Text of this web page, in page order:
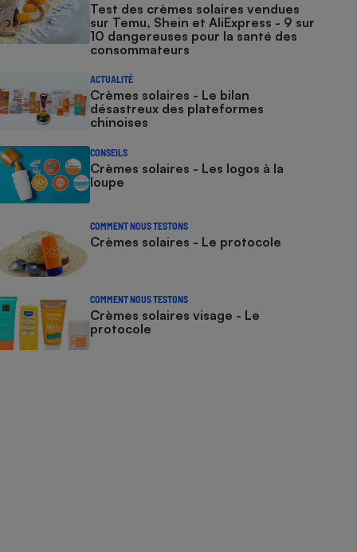
Test des crèmes solaires vendues
sur Temu, Shein et AliExpress - 9 sur
10 dangereuses pour la santé des
consommateurs
ACTUALITÉ
Crèmes solaires - Le bilan
désastreux des plateformes
chinoises
CONSEILS
Crèmes solaires - Les logos à la
loupe
COMMENT NOUS TESTONS
Crèmes solaires - Le protocole
COMMENT NOUS TESTONS
Crèmes solaires visage - Le
protocole